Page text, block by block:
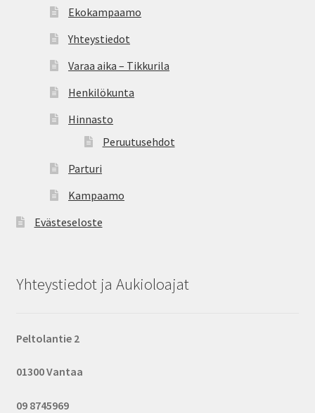
Ekokampaamo
Yhteystiedot
Varaa aika – Tikkurila
Henkilökunta
Hinnasto
Peruutusehdot
Parturi
Kampaamo
Evästeseloste
Yhteystiedot ja Aukioloajat
Peltolantie 2
01300 Vantaa
09 8745969